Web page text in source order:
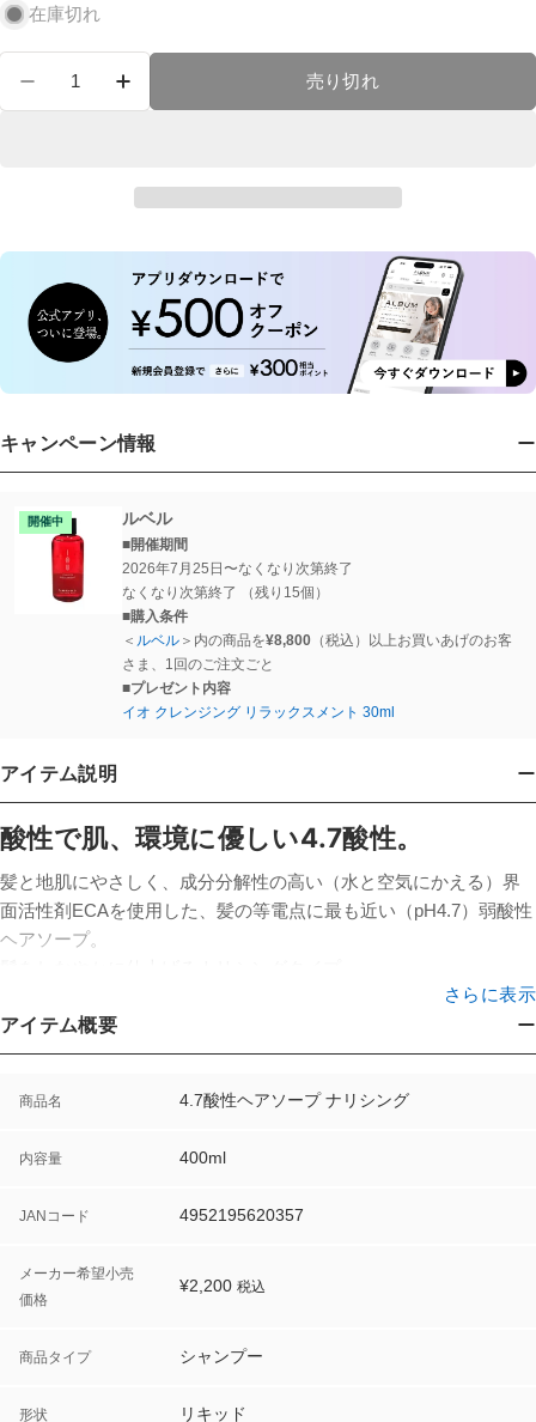
し
在庫切れ
4.7酸性ヘアソープ ナリシング の数量を減らす
4.7酸性ヘアソープ ナリシング の数量を
売り切れ
キャンペーン情報
開催中 ルベル
■開催期間
2026年7月25日〜なくなり次第終了
なくなり次第終了
（残り15個）
■購入条件
＜ ルベル ＞ 内の商品を¥8,800 （税込）以上お買いあげのお客
さま、1回のご注文ごと
■プレゼント内容
イオ クレンジング リラックスメント 30ml
アイテム説明
酸性で肌、環境に優しい4.7酸性。
髪と地肌にやさしく、成分分解性の高い（水と空気にかえる）界
面活性剤ECAを使用した、髪の等電点に最も近い（pH4.7）弱酸性
ヘアソープ。
さらに表示
アイテム概要
商品名 4.7酸性ヘアソープ ナリシング
内容量 400ml
JANコード 4952195620357
メーカー希望小売
価格
¥2,200 税込
商品タイプ シャンプー
形状 リキッド